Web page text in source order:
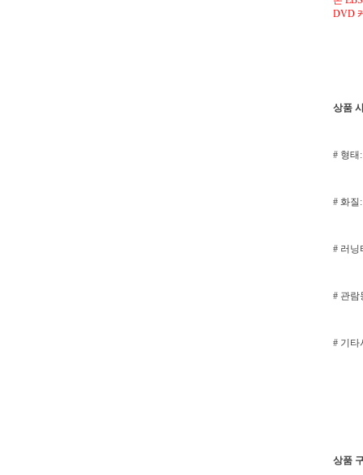
DVD
상품
# 형태
# 화질
# 러닝
# 관람
# 기타
상품